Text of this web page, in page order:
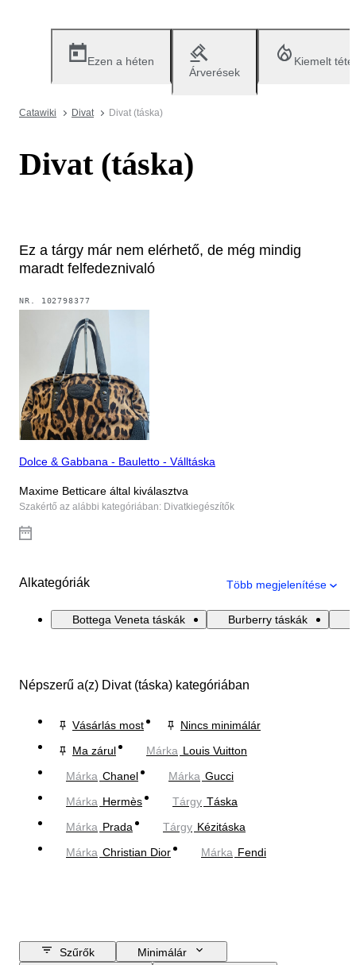
Ezen a héten
Árverések
Kiemelt
Catawiki Divat Divat (táska)
Divat (táska)
Ez a tárgy már nem elérhető, de még mindig
maradt felfedeznivaló
NR. 102798377
Dolce & Gabbana - Bauletto - Válltáska
Maxime Betticare által kiválasztva
Szakértő az alábbi kategóriában: Divatkiegészítők
Alkategóriák Több megjelenítése
Bottega Veneta táskák Burberry táskák
Népszerű a(z) Divat (táska) kategóriában
Vásárlás most
Nincs minimálár
Ma zárul
Márka Louis Vuitton
Márka Chanel Márka Gucci
Márka Hermès Tárgy Táska
Márka Prada Tárgy Kézitáska
Márka Christian Dior Márka Fendi
Szűrők
Minimálár